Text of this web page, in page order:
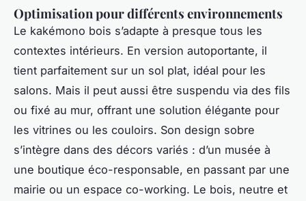
Optimisation pour différents environnements
Le kakémono bois s’adapte à presque tous les
contextes intérieurs. En version autoportante, il
tient parfaitement sur un sol plat, idéal pour les
salons. Mais il peut aussi être suspendu via des fils
ou fixé au mur, offrant une solution élégante pour
les vitrines ou les couloirs. Son design sobre
s’intègre dans des décors variés : d’un musée à
une boutique éco-responsable, en passant par une
mairie ou un espace co-working. Le bois, neutre et